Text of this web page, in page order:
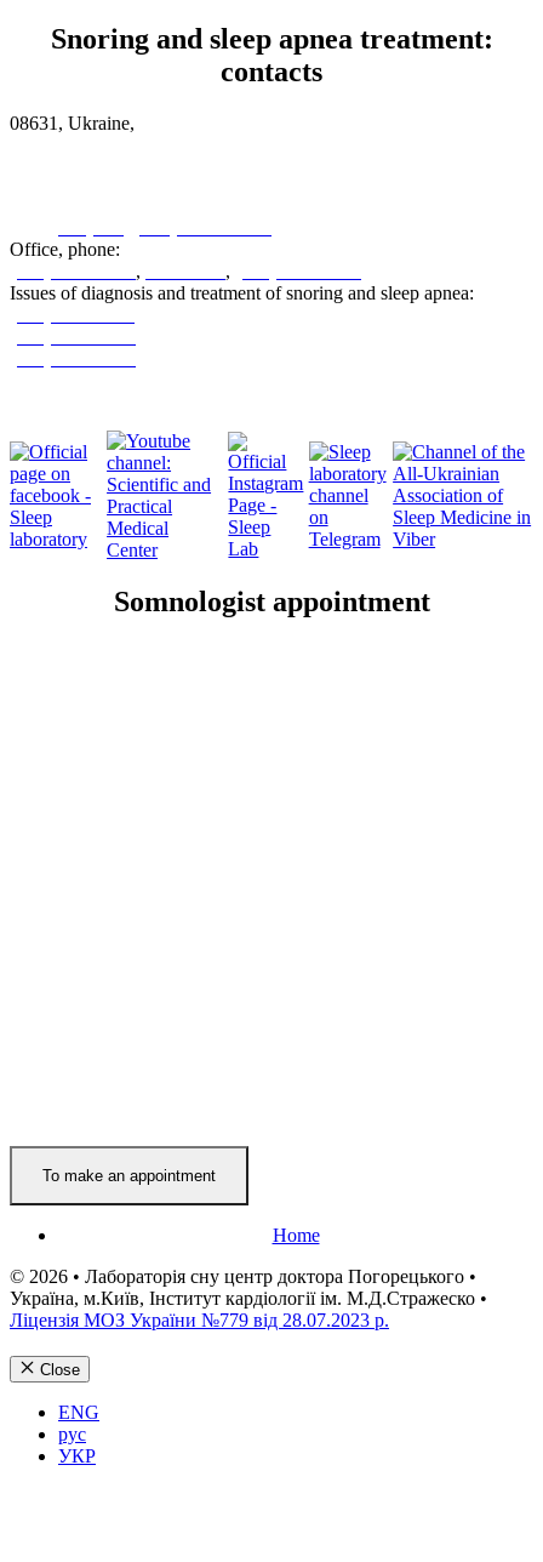
Snoring and sleep apnea treatment:
contacts
08631, Ukraine,
Office, phone:
, ,
Issues of diagnosis and treatment of snoring and sleep apnea:
Somnologist appointment
Home
© 2026 • Лабораторія сну центр доктора Погорецького •
Україна, м.Київ, Інститут кардіології ім. М.Д.Стражеско •
Ліцензія МОЗ України №779 від 28.07.2023 р.
Close
ENG
рус
УКР